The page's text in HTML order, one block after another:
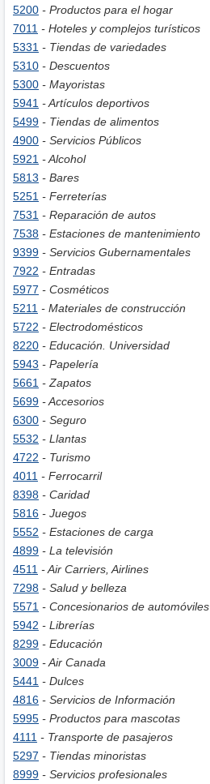
5200 - Productos para el hogar
7011 - Hoteles y complejos turísticos
5331 - Tiendas de variedades
5310 - Descuentos
5300 - Mayoristas
5941 - Artículos deportivos
5499 - Tiendas de alimentos
4900 - Servicios Públicos
5921 - Alcohol
5813 - Bares
5251 - Ferreterías
7531 - Reparación de autos
7538 - Estaciones de mantenimiento
9399 - Servicios Gubernamentales
7922 - Entradas
5977 - Cosméticos
5211 - Materiales de construcción
5722 - Electrodomésticos
8220 - Educación. Universidad
5943 - Papelería
5661 - Zapatos
5699 - Accesorios
6300 - Seguro
5532 - Llantas
4722 - Turismo
4011 - Ferrocarril
8398 - Caridad
5816 - Juegos
5552 - Estaciones de carga
4899 - La televisión
4511 - Air Carriers, Airlines
7298 - Salud y belleza
5571 - Concesionarios de automóviles
5942 - Librerías
8299 - Educación
3009 - Air Canada
5441 - Dulces
4816 - Servicios de Información
5995 - Productos para mascotas
4111 - Transporte de pasajeros
5297 - Tiendas minoristas
8999 - Servicios profesionales